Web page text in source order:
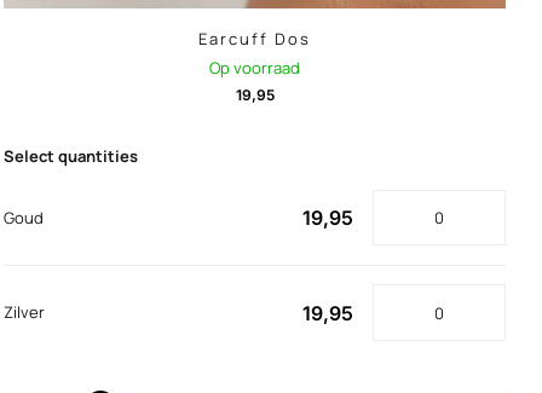
Earcuff Dos
Op voorraad
19,95
Select quantities
Goud 19,95
Zilver 19,95